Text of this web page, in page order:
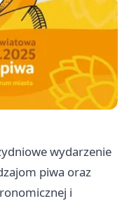
wydarzenie
piwa oraz
i